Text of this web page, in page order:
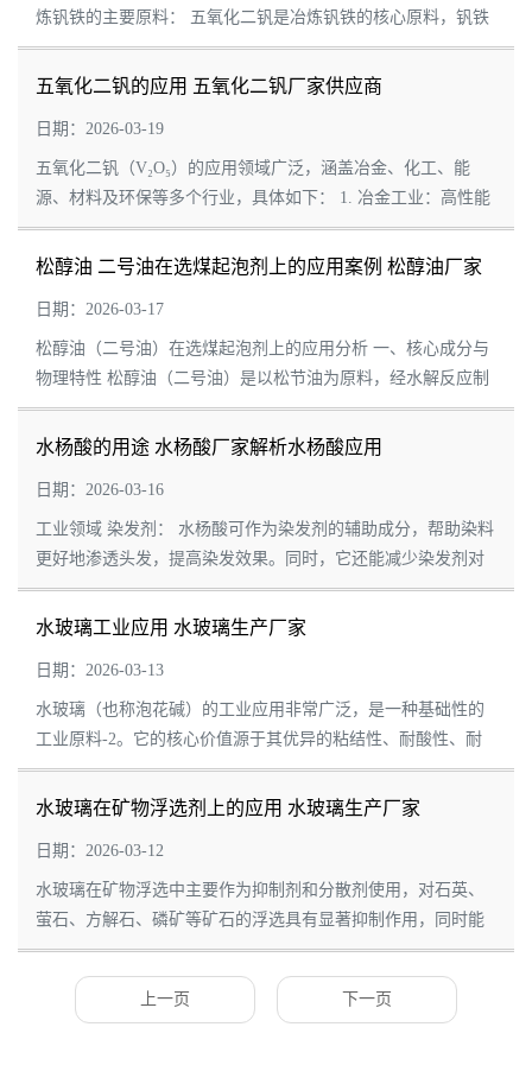
炼钒铁的主要原料： 五氧化二钒是冶炼钒铁的核心原料，钒铁
作为合金添加剂，在钢铁工业中占据重要地位。通过添加五氧
化二钒，...
五氧化二钒的应用 五氧化二钒厂家供应商
日期：2026-03-19
五氧化二钒（V₂O₅）的应用领域广泛，涵盖冶金、化工、能
源、材料及环保等多个行业，具体如下： 1. 冶金工业：高性能
合金的核心添加剂 钒铁合金生产：五氧化二钒是冶炼钒铁合金
的关键原料，通过还...
松醇油 二号油在选煤起泡剂上的应用案例 松醇油厂家
解析
日期：2026-03-17
松醇油（二号油）在选煤起泡剂上的应用分析 一、核心成分与
物理特性 松醇油（二号油）是以松节油为原料，经水解反应制
得的淡黄色油状液体，密度为0.90~0.91g/cm³，微溶于水。其主
要成分为α-萜烯醇（...
水杨酸的用途 水杨酸厂家解析水杨酸应用
日期：2026-03-16
工业领域 染发剂： 水杨酸可作为染发剂的辅助成分，帮助染料
更好地渗透头发，提高染发效果。同时，它还能减少染发剂对
头皮的刺激和损伤。 橡胶工业： ...
水玻璃工业应用 水玻璃生产厂家
日期：2026-03-13
水玻璃（也称泡花碱）的工业应用非常广泛，是一种基础性的
工业原料-2。它的核心价值源于其优异的粘结性、耐酸性、耐
热性，以及作为多种硅化合物（如白炭黑、硅胶、分子筛）的
基本原料-1-4-8。 下表汇总了它...
水玻璃在矿物浮选剂上的应用 水玻璃生产厂家
日期：2026-03-12
水玻璃在矿物浮选中主要作为抑制剂和分散剂使用，对石英、
萤石、方解石、磷矿等矿石的浮选具有显著抑制作用，同时能
改善矿浆分散状态，提高浮选指标。以下从作用原理、应用领
域、使用技巧三方面进行详细说明： ...
上一页
下一页